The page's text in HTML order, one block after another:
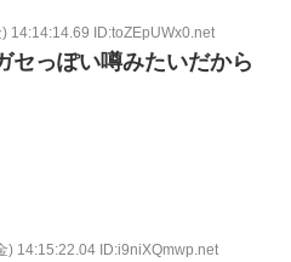
14:14:14.69 ID:toZEpUWx0.net
セっぽい噂みたいだから
) 14:15:22.04 ID:i9niXQmwp.net